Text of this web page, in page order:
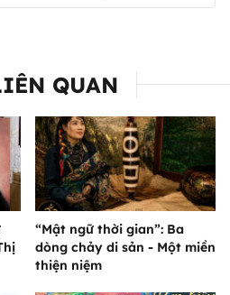
QUAN
“Mật ngữ thời gian”: Ba
dòng chảy di sản - Một miền
thiện niệm